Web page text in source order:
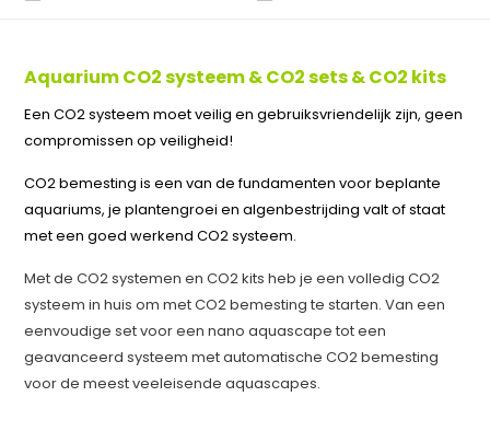
Aquarium CO2 systeem & CO2 sets & CO2 kits
Een CO2 systeem moet veilig en gebruiksvriendelijk zijn, geen
compromissen op veiligheid!
CO2 bemesting is een van de fundamenten voor beplante
aquariums, je plantengroei en algenbestrijding valt of staat
met een goed werkend CO2 systeem.
Met de CO2 systemen en CO2 kits heb je een volledig CO2
systeem in huis om met CO2 bemesting te starten. Van een
eenvoudige set voor een nano aquascape tot een
geavanceerd systeem met automatische CO2 bemesting
voor de meest veeleisende aquascapes.